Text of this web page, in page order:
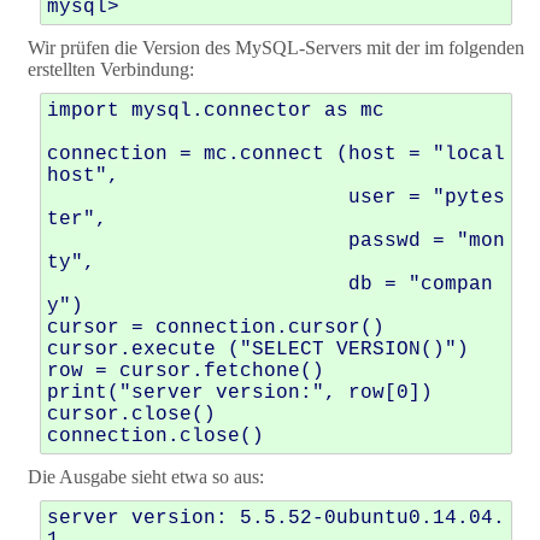
Wir prüfen die Version des MySQL-Servers mit der im folgenden
erstellten Verbindung:
import mysql.connector as mc
connection = mc.connect (host = "local
host",
ter",
ty",
y")
cursor = connection.cursor()
cursor.execute ("SELECT VERSION()")
row = cursor.fetchone()
print("server version:", row[0])
cursor.close()
Die Ausgabe sieht etwa so aus:
server version: 5.5.52-0ubuntu0.14.04.